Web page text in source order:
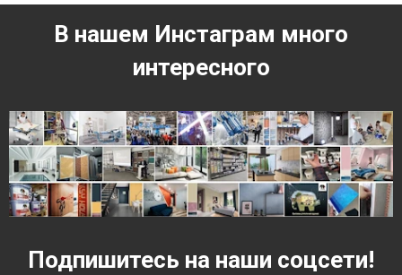
В нашем Инстаграм много
интересного
Подпишитесь на наши соцсети!